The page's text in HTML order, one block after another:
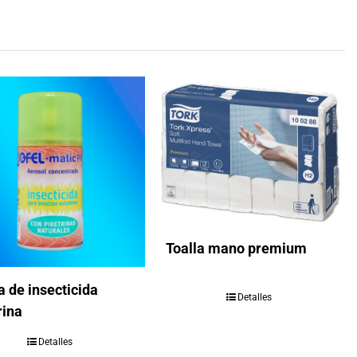
de insecticida
Detalles
Toalla mano premium
Detalles